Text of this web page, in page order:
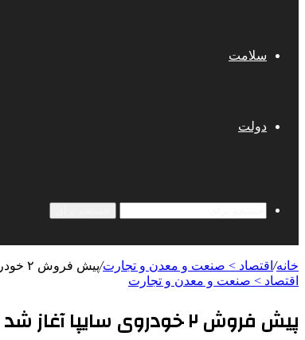
سلامت
دولت
خانه/ اقتصاد > صنعت و معدن و تجارت/پیش فروش ۲ خودروی سایپا آغاز شد
اقتصاد > صنعت و معدن و تجارت
پیش فروش ۲ خودروی سایپا آغاز شد